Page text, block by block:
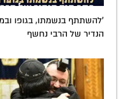
'להשתתף בנשמתו, בגופו
הנדיר של הרבי נחשף